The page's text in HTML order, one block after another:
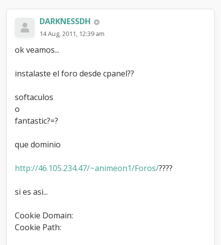
DARKNESSDH
14 Aug, 2011, 12:39 am
ok veamos...
instalaste el foro desde cpanel??
softaculos
o
fantastic?=?
que dominio
http://46.105.234.47/~animeon1/Foros/????
si es asi...
Cookie Domain:
Cookie Path: